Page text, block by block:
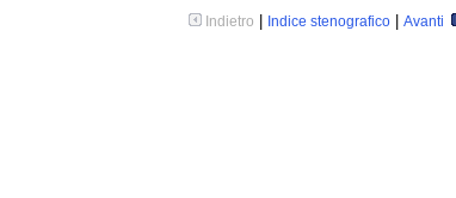
Indietro | Indice stenografico| Avanti